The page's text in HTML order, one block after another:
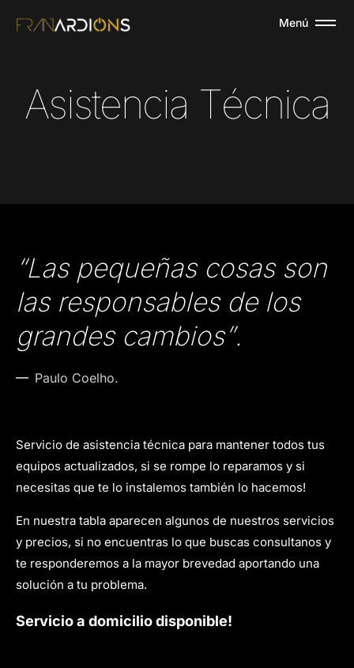
Menú
Asistencia Técnica
“Las pequeñas cosas son
las responsables de los
grandes cambios”.
Paulo Coelho.
Servicio de asistencia técnica para mantener todos tus
equipos actualizados, si se rompe lo reparamos y si
necesitas que te lo instalemos también lo hacemos!
En nuestra tabla aparecen algunos de nuestros servicios
y precios, si no encuentras lo que buscas consultanos y
te responderemos a la mayor brevedad aportando una
solución a tu problema.
Servicio a domicilio disponible!